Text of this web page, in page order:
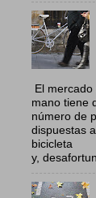
El
mano tiene
número de
dispuestas
bicicleta
y,